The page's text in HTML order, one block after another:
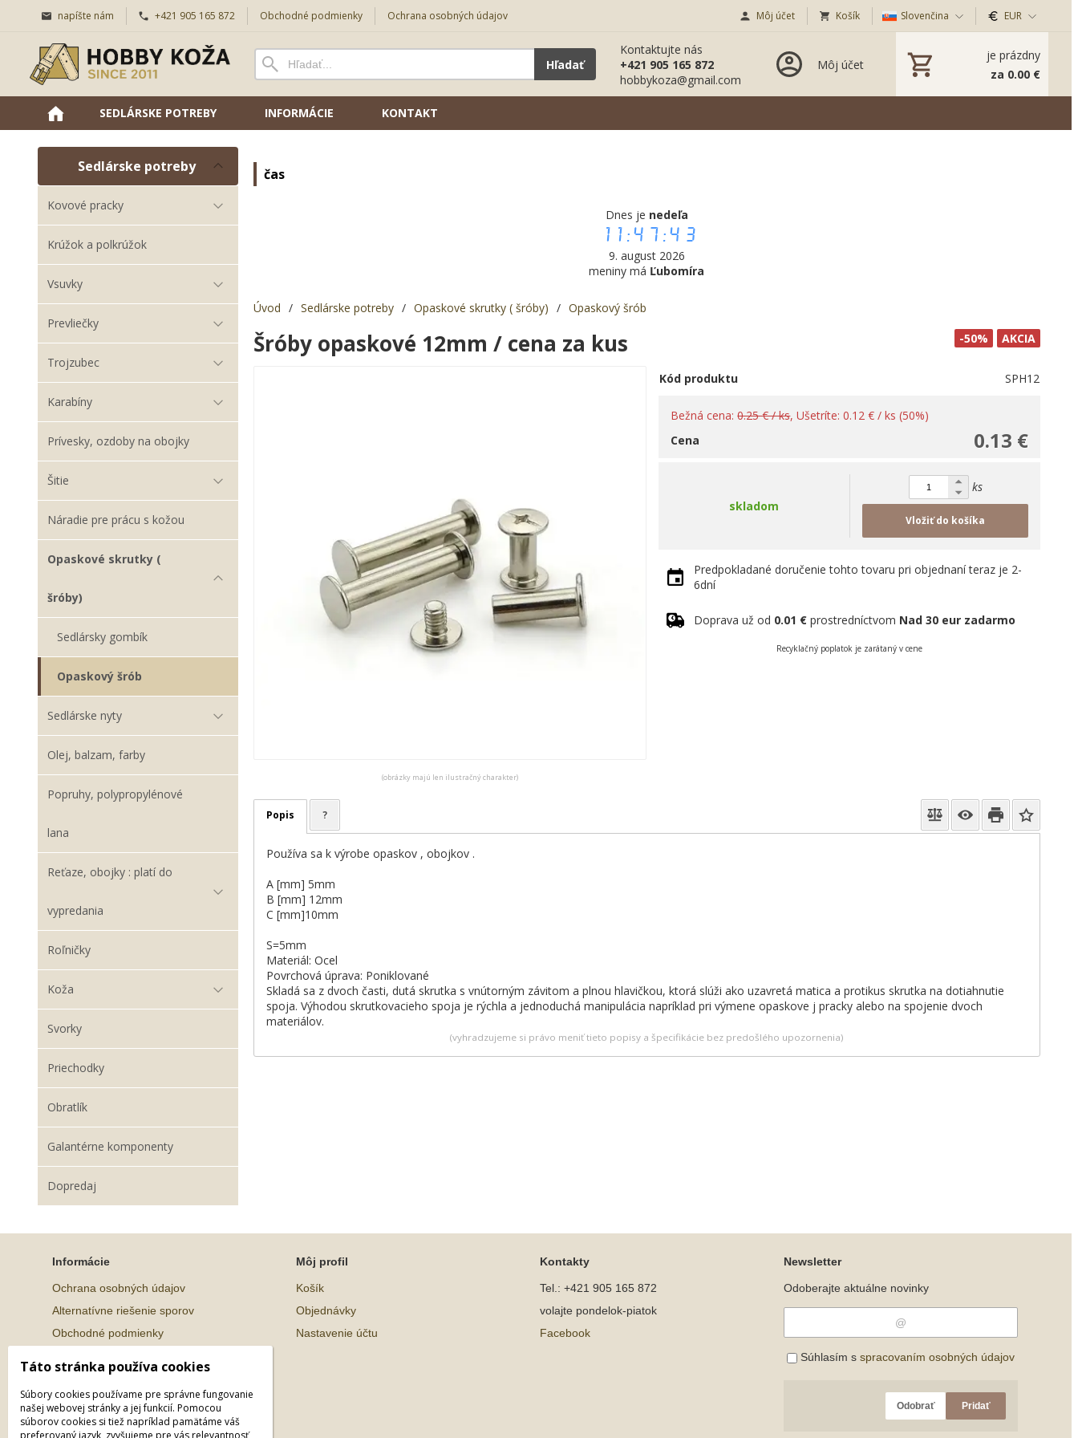
napíšte nám +421 905 165 872 Obchodné podmienky Ochrana osobných údajov Môj účet Košík Slovenčina EUR
Hľadať
Kontaktujte nás
+421 905 165 872
hobbykoza@gmail.com
Môj účet
je prázdny
za 0.00 €
SEDLÁRSKE POTREBY INFORMÁCIE KONTAKT
Sedlárske potreby
Kovové pracky
Krúžok a polkrúžok
Vsuvky
Prevliečky
Trojzubec
Karabíny
Prívesky, ozdoby na obojky
Šitie
Náradie pre prácu s kožou
Opaskové skrutky (
šróby)
Sedlársky gombík
Opaskový šrób
Sedlárske nyty
Olej, balzam, farby
Popruhy, polypropylénové
lana
Reťaze, obojky : platí do
vypredania
Roľničky
Koža
Svorky
Priechodky
Obratlík
Galantérne komponenty
Dopredaj
čas
Dnes je nedeľa
11:47:44
9. august 2026
meniny má Ľubomíra
Úvod / Sedlárske potreby / Opaskové skrutky ( šróby) / Opaskový šrób
AKCIA
-50%
Šróby opaskové 12mm / cena za kus
(obrázky majú len ilustračný charakter)
Kód produktu SPH12
Bežná cena:0.25 € / ks, Ušetríte: 0.12 € / ks (50%)
0.13 €
Cena
skladom
ks
Vložiť do košíka
Predpokladané doručenie tohto tovaru pri objednaní teraz je 2-
6dní
Doprava už od 0.01 € prostredníctvom Nad 30 eur zadarmo
Recyklačný poplatok je zarátaný v cene
Popis ?
Používa sa k výrobe opaskov , obojkov .
A [mm] 5mm
B [mm] 12mm
C [mm]10mm
S=5mm
Materiál: Ocel
Povrchová úprava: Poniklované
Skladá sa z dvoch časti, dutá skrutka s vnútorným závitom a plnou hlavičkou, ktorá slúži ako uzavretá matica a protikus skrutka na dotiahnutie
spoja. Výhodou skrutkovacieho spoja je rýchla a jednoduchá manipulácia napríklad pri výmene opaskove j pracky alebo na spojenie dvoch
materiálov.
(vyhradzujeme si právo meniť tieto popisy a špecifikácie bez predošlého upozornenia)
Informácie
Ochrana osobných údajov
Alternatívne riešenie sporov
Obchodné podmienky
Môj profil
Košík
Objednávky
Nastavenie účtu
Kontakty
Tel.: +421 905 165 872
volajte pondelok-piatok
Facebook
Newsletter
Odoberajte aktuálne novinky
Súhlasím s spracovaním osobných údajov
Odobrať Pridať
Táto stránka používa cookies
Súbory cookies používame pre správne fungovanie
našej webovej stránky a jej funkcií. Pomocou
súborov cookies si tiež napríklad pamätáme váš
preferovaný jazyk, zvyšujeme pre vás relevantnosť